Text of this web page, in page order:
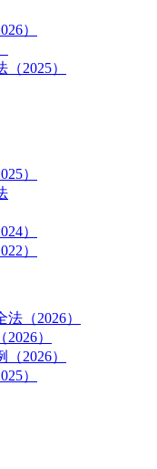
）
2025）
）
）
）
（2026）
）
2026）
）